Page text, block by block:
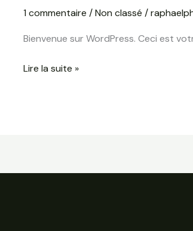
1 commentaire /Non classé /
Bienvenue sur WordPress. Ceci est
Bonjour
Lire la suite »